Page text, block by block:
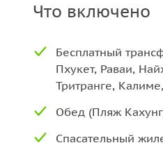
Что включено
Бесплатный
Пхукет, Раваи,
Тритранге,
Обед (Пляж
Спасательный